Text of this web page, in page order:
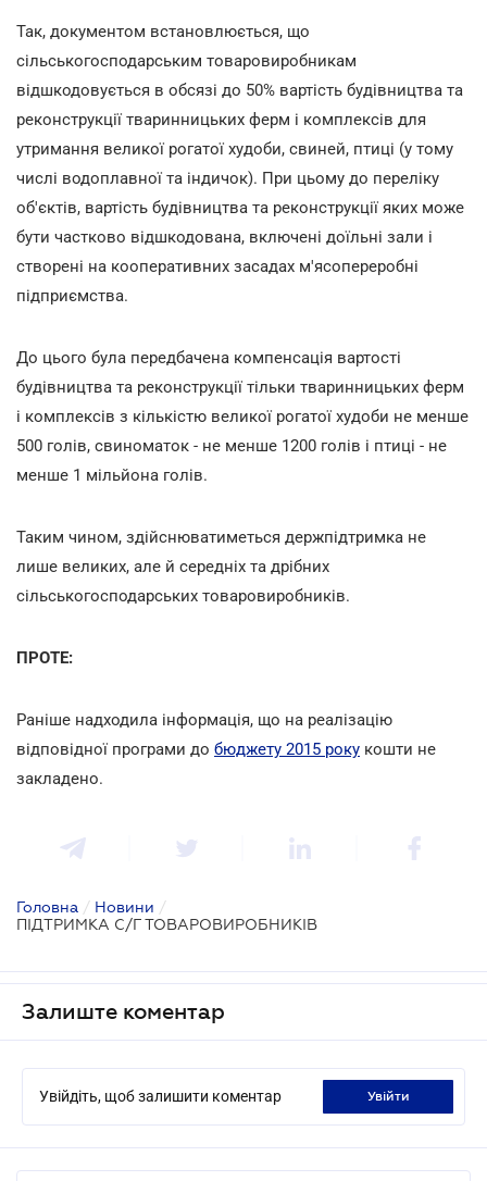
Так, документом встановлюється, що
сільськогосподарським товаровиробникам
відшкодовується в обсязі до 50% вартість будівництва та
реконструкції тваринницьких ферм і комплексів для
утримання великої рогатої худоби, свиней, птиці (у тому
числі водоплавної та індичок). При цьому до переліку
об'єктів, вартість будівництва та реконструкції яких може
бути частково відшкодована, включені доїльні зали і
створені на кооперативних засадах м'ясопереробні
підприємства.
До цього була передбачена компенсація вартості
будівництва та реконструкції тільки тваринницьких ферм
і комплексів з кількістю великої рогатої худоби не менше
500 голів, свиноматок - не менше 1200 голів і птиці - не
менше 1 мільйона голів.
Таким чином, здійснюватиметься держпідтримка не
лише великих, але й середніх та дрібних
сільськогосподарських товаровиробників.
ПРОТЕ:
Раніше надходила інформація, що на реалізацію
відповідної програми до бюджету 2015 року кошти не
закладено.
Головна / Новини /
ПІДТРИМКА С/Г ТОВАРОВИРОБНИКІВ
Залиште коментар
Увійдіть, щоб залишити коментар увійти